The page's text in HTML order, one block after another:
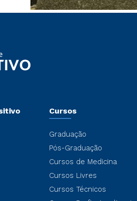
Cursos
Graduação
Pós-Graduação
Cursos de Medicina
Cursos Livres
Cursos Técnicos